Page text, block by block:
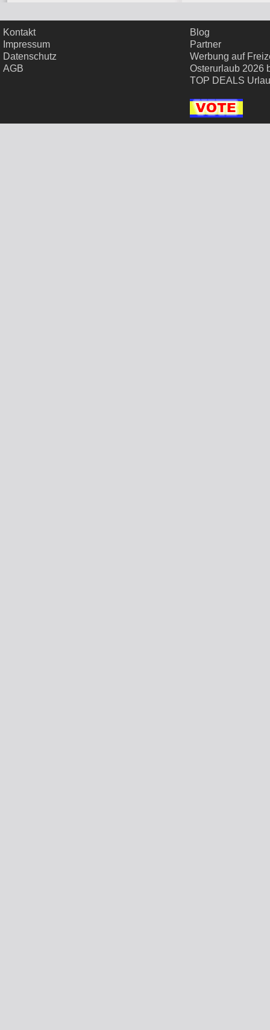
Kontakt
Impressum
Datenschutz
AGB
Blog
Partner
Werbung auf
Osterurlaub 2026
TOP DEALS